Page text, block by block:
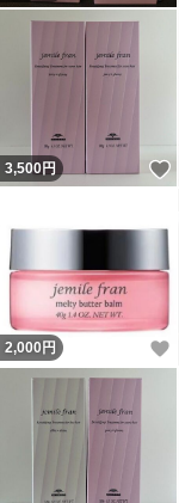
3,500円
2,000 円